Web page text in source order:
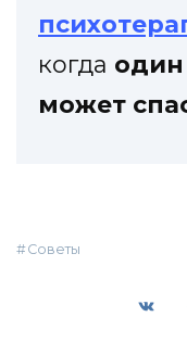
когда один
может
Советы